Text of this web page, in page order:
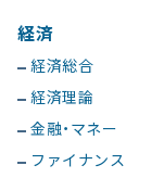
経済
経済総合
経済理論
金融・マネー
ファイナンス